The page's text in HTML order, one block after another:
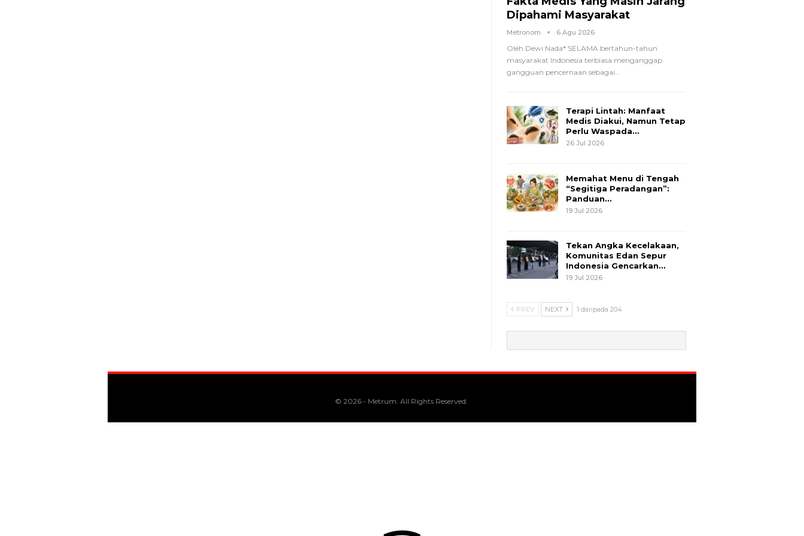
Dipahami Masyarakat
Metronom 6 Agu 2026
Oleh Dewi Nada* SELAMA bertahun-tahun
masyarakat Indonesia terbiasa menganggap
gangguan pencernaan sebagai…
Terapi Lintah: Manfaat
Medis Diakui, Namun Tetap
Perlu Waspada…
26 Jul 2026
Memahat Menu di Tengah
“Segitiga Peradangan”:
Panduan…
19 Jul 2026
Tekan Angka Kecelakaan,
Komunitas Edan Sepur
Indonesia Gencarkan…
19 Jul 2026
PREV NEXT 1 daripada 204
© 2026 - Metrum. All Rights Reserved.